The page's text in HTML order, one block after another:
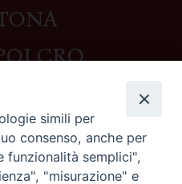
Arezzo
simili per
consenso, anche per
funzionalità semplici",
"misurazione" e